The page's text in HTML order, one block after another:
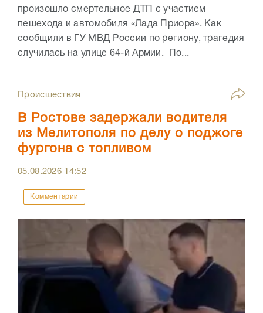
произошло смертельное ДТП с участием
пешехода и автомобиля «Лада Приора». Как
сообщили в ГУ МВД России по региону, трагедия
случилась на улице 64-й Армии. По...
Происшествия
В Ростове задержали водителя
из Мелитополя по делу о поджоге
фургона с топливом
05.08.2026 14:52
Комментарии